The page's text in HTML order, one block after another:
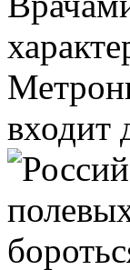
входит